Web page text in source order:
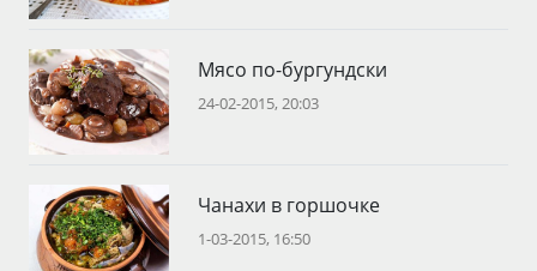
Мясо по-бургундски
24-02-2015, 20:03
Чанахи в горшочке
1-03-2015, 16:50